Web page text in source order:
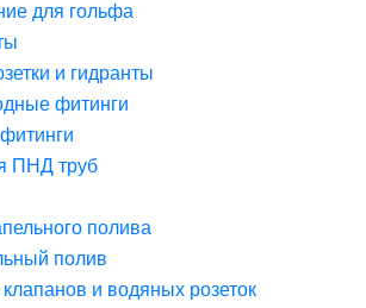
для гольфа
и гидранты
фитинги
ПНД труб
полива
полив
и водяных розеток